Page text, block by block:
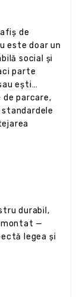
de
este doar un
social și
parte
ești
de parcare,
durabil,
montat —
legea și